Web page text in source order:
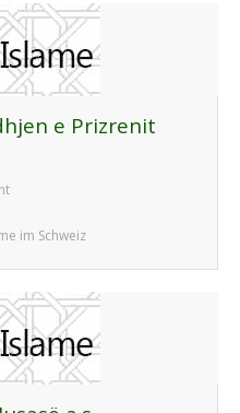
e Prizrenit
im Schweiz